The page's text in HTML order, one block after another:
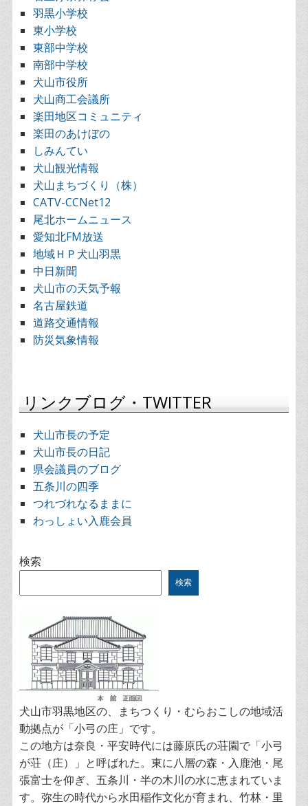
羽黒小学校
東小学校
東部中学校
南部中学校
犬山市役所
犬山商工会議所
楽田地区コミュニティ
楽田のあけぼの
しみんてい
犬山観光情報
犬山まちづくり（株）
CATV-CCNet12
尾北ホームニュース
愛知北FM放送
地域ＨＰ犬山羽黒
中日新聞
犬山市の天気予報
名古屋鉄道
道路交通情報
防災気象情報
リンクブログ・TWITTER
犬山市長の予定
犬山市長の日記
県会議員のブログ
五条川の四季
つれづれなるままに
わっしょい入鹿会員
検索
検索
犬山市羽黒地区の、まちつくり・むらおこしの地域活
動拠点が「小弓の庄」です。
この地方は奈良・平安時代には藤原氏の荘園で「小弓
が荘（庄）」と呼ばれた。東に八層の森・入鹿池・尾
張富士を仰ぎ、五条川・半の木川の水に恵まれていま
す。弥生の時代から水田稲作文化が育まれ、竹林・里